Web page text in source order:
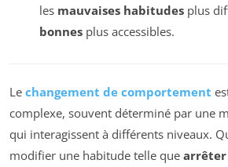
les mauvaises habitudesplus
bonnesplus accessibles.
Le changement de comportement
complexe, souvent déterminé par une
qui interagissent à différents niveaux.
modifier une habitude telle que